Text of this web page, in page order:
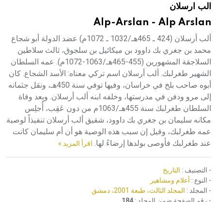
هيئة الموسوعة العربية تطلق موسوعات جديدة في عام 2026الب ارسلان
Alp-Arslan - Alp Arslan
ألب أرسلان (424 ـ 465هـ/1032 ـ 1072م) عضد الدولة أبو شجاع
محمد بن جغري بك داوود بن ميكائيل بن سلجوق، ثالث سلاطين
السلاجقة المشهورين (455-465هـ/1063-1072م). عمه السلطان
الشهير طغرلبك. ألب أرسلان اسم تركي معناه: الأسد الشجاع. كان
أبوه صاحب بلخ في خراسان، وفيها توفي سنة 450هـ، ونقل جثمانه
إلى مرو ودفن في مدرستها، وخلفه ابنه ألب أرسلان. وبعد وفاة
السلطان طغرلبك سنة 455هـ/1063م من دون عَقِب، أُجلِس
مكانه سليمان بن جغري بك داوود، شقيق ألب أرسلان تنفيذاً لوصية
عمه طغرلبك، وقيل إن سبب هذه الوصية هو أن أم سليمان كانت
عند طغرلبك فأوصى بولدها إرضاءً لها. اقرأ المزيد »
- التصنيف : التاريخ
- النوع : أعلام ومشاهير
- المجلد : المجلد الثالث، طبعة 2001، دمشق